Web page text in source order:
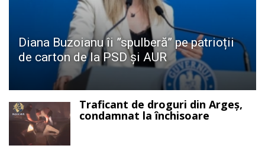
Diana Buzoianu îi ”spulberă” pe patrioții
de carton de la PSD și AUR
Traficant de droguri din Argeș,
condamnat la închisoare